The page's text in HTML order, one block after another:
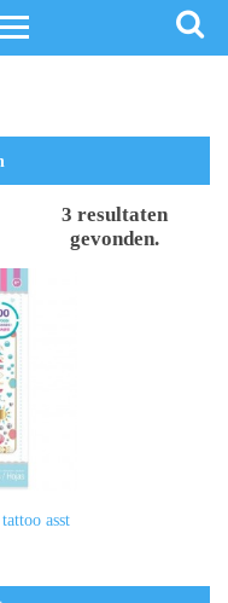
3 resultaten
gevonden.
asst